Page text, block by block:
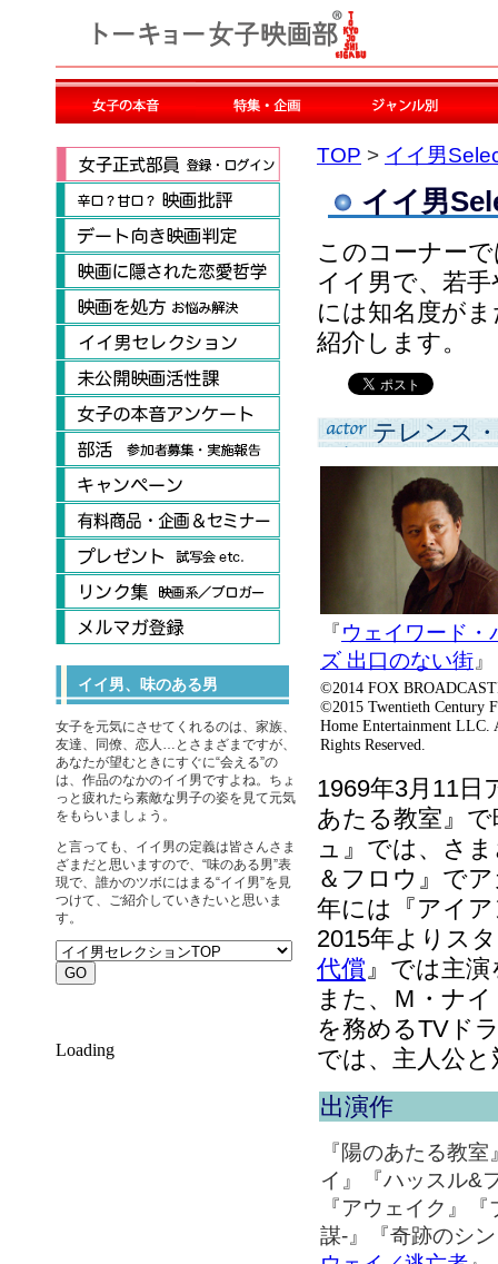
イイ男、味のある男
女子を元気にさせてくれるのは、家族、
友達、同僚、恋人…とさまざまですが、
あなたが望むときにすぐに“会える”の
は、作品のなかのイイ男ですよね。ちょ
っと疲れたら素敵な男子の姿を見て元気
をもらいましょう。
と言っても、イイ男の定義は皆さんさま
ざまだと思いますので、“味のある男”表
現で、誰かのツボにはまる“イイ男”を見
つけて、ご紹介していきたいと思いま
す。
Loading
TOP > イイ男
イイ男
このコーナー
イイ男で、若
には知名度が
紹介します。
テレンス
『ウェイワード・
ズ 出口のない街 』
©2014 FOX
©2015 Twentieth Century
Home Entertainment LLC.
Rights Reserved.
1969年3月11日
あたる教室』
ュ』では、さ
＆フロウ』で
年には『アイ
2015年よりス
代償』では主
また、Ｍ・ナ
を務めるTVド
では、主人公
出演作
『陽のあたる教
イ』『ハッスル&
『アウェイク』
謀-』『奇跡のシ